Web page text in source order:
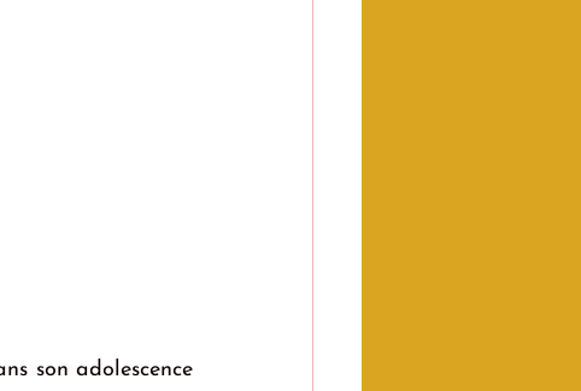
son adolescence